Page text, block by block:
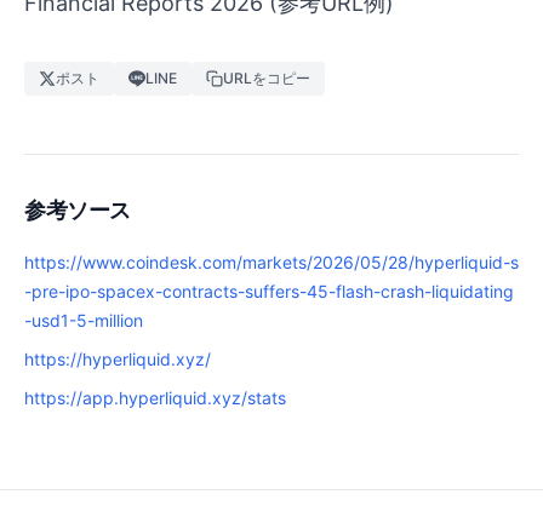
ポスト LINE URLをコピー
参考ソース
https://www.coindesk.com/markets/2026/05/28/hyperliquid-s
-pre-ipo-spacex-contracts-suffers-45-flash-crash-liquidating
-usd1-5-million
https://hyperliquid.xyz/
https://app.hyperliquid.xyz/stats